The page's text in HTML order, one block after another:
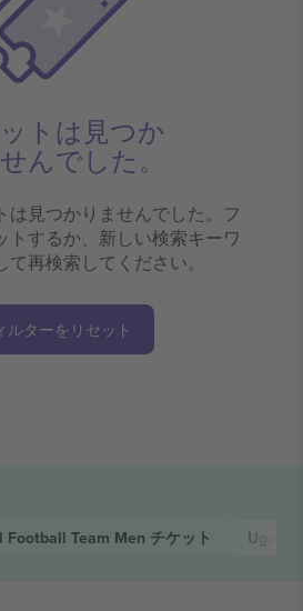
トは見つか
んでした。
は見つかりませんでした。フ
トするか、新しい検索キーワ
て再検索してください。
ルターをリセット
Team Men チケット